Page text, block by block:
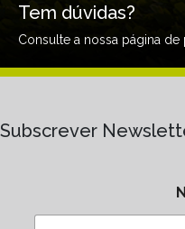
Tem dúvidas?
Consulte a nossa página de
Subscrever